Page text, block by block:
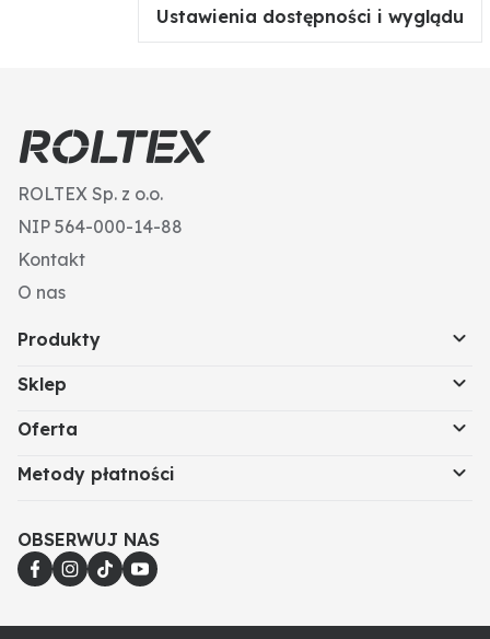
Ustawienia dostępności i wyglądu
ROLTEX Sp. z o.o.
NIP 564-000-14-88
Kontakt
O nas
Produkty
Sklep
Oferta
Metody płatności
OBSERWUJ NAS